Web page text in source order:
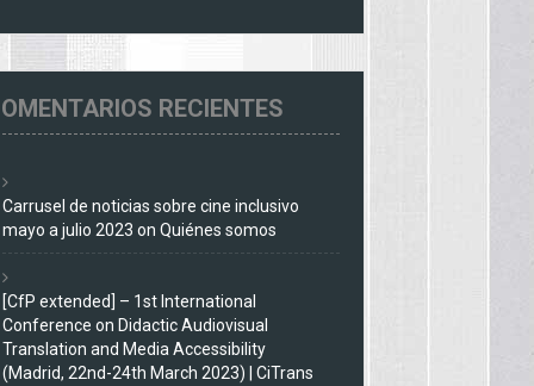
RECIENTES
Carrusel de noticias sobre cine inclusivo
mayo a julio 2023 on Quiénes somos
[CfP extended] – 1st International
Conference on Didactic Audiovisual
Translation and Media Accessibility
(Madrid, 22nd-24th March 2023) | CiTrans